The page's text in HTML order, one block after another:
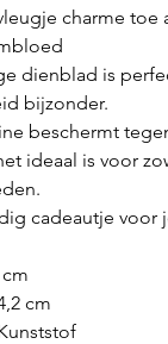
charme
dienblad is
bijzonder.
beschermt
ideaal is voor
cadeautje voor
cm